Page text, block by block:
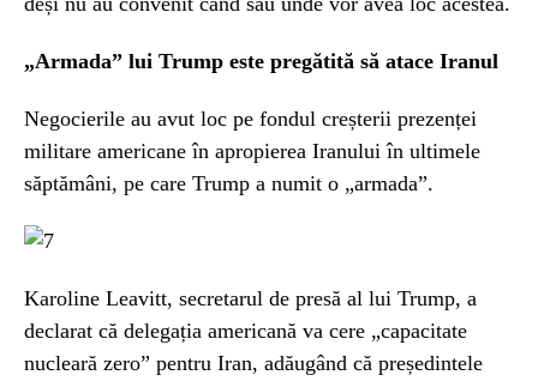
„Armada” lui Trump este pregătită să atace Iranul
Negocierile au avut loc pe fondul creșterii prezenței
militare americane în apropierea Iranului în ultimele
săptămâni, pe care Trump a numit o „armada”.
Karoline Leavitt, secretarul de presă al lui Trump, a
declarat că delegația americană va cere „capacitate
nucleară zero” pentru Iran, adăugând că președintele